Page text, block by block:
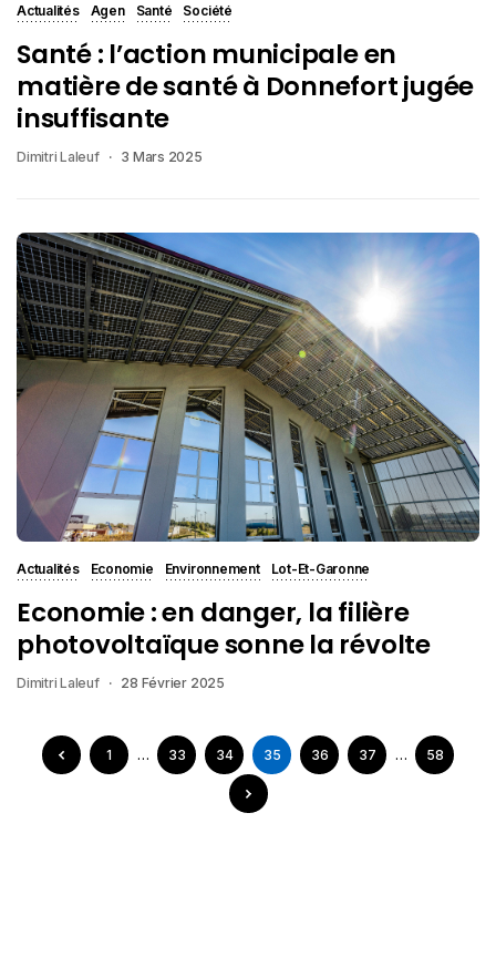
Actualités Agen Santé Société
Santé : l’action municipale en
matière de santé à Donnefort jugée
insuffisante
Dimitri Laleuf 3 Mars 2025
Actualités Economie Environnement Lot-Et-Garonne
Economie : en danger, la filière
photovoltaïque sonne la révolte
Dimitri Laleuf 28 Février 2025
1 … 33 34 35 36 37 … 58